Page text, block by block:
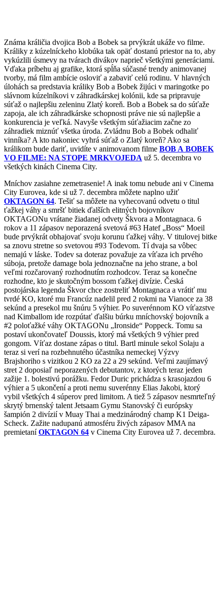
Známa králičia dvojica Bob a Bobek sa prvýkrát ukáže vo filme.
Králiky z kúzelníckeho klobúka tak opäť dostanú priestor na to, aby
vykúzlili úsmevy na tvárach divákov naprieč všetkými generáciami.
Vďaka príbehu aj grafike, ktorá spĺňa súčasné trendy animovanej
tvorby, má film ambície osloviť a zabaviť celú rodinu. V hlavných
úlohách sa predstavia králiky Bob a Bobek žijúci v maringotke po
slávnom kúzelníkovi v záhradkárskej kolónii, kde sa pripravuje
súťaž o najlepšiu zeleninu Zlatý koreň. Bob a Bobek sa do súťaže
zapoja, ale ich záhradkárske schopnosti práve nie sú najlepšie a
konkurencia je veľká. Navyše všetkým súťažiacim začne zo
záhradiek miznúť všetka úroda. Zvládnu Bob a Bobek odhaliť
vinníka? A kto nakoniec vyhrá súťaž o Zlatý koreň? Ako sa
králikom bude dariť, uvidíte v animovanom filme BOB A BOBEK
VO FILME: NA STOPE MRKVOJEDA už 5. decembra vo
všetkých kinách Cinema City.
Mníchov zasiahne zemetrasenie! A inak tomu nebude ani v Cinema
City Eurovea, kde si už 7. decembra môžete naplno užiť
OKTAGON 64. Tešiť sa môžete na vyhecovanú odvetu o titul
ťažkej váhy a smršť bitiek ďalších elitných bojovníkov
OKTAGONu vrátane žiadanej odvety Škvora a Montagnaca. 6
rokov a 11 zápasov neporazená svetová #63 Hatef „Boss“ Moeil
bude prvýkrát obhajovať svoju korunu ťažkej váhy. V titulovej bitke
sa znovu stretne so svetovou #93 Todevom. Tí dvaja sa vôbec
nemajú v láske. Todev sa doteraz považuje za víťaza ich prvého
súboja, pretože damage bola jednoznačne na jeho strane, a bol
veľmi rozčarovaný rozhodnutím rozhodcov. Teraz sa konečne
rozhodne, kto je skutočným bossom ťažkej divízie. Česká
postojárska legenda Škvor chce zostreliť Montagnaca a vrátiť mu
tvrdé KO, ktoré mu Francúz nadelil pred 2 rokmi na Vianoce za 38
sekúnd a presekol mu šnúru 5 výhier. Po suverénnom KO víťazstve
nad Kimballom ide rozpútať ďalšiu búrku mníchovský bojovník a
#2 poloťažké váhy OKTAGONu „Ironside“ Poppeck. Tomu sa
postaví ukončovateľ Doussis, ktorý má všetkých 9 výhier pred
gongom. Víťaz dostane zápas o titul. Bartl minule sekol Solaju a
teraz si verí na rozbehnutého účastníka nemeckej Výzvy
Brajshoriho s vizitkou 2 KO za 22 a 29 sekúnd. Veľmi zaujímavý
stret 2 doposiaľ neporazených debutantov, z ktorých teraz jeden
zažije 1. bolestivú porážku. Fedor Duric prichádza s krasojazdou 6
výhier a 5 ukončení a proti nemu suverénny Elias Jakobi, ktorý
vybil všetkých 4 súperov pred limitom. A tiež 5 zápasov nesmrteľný
skrytý brnenský talent Jetsaam Gymu Stanovský či európsky
šampión 2 divízií v Muay Thai a medzinárodný champ K1 Deiga-
Scheck. Zažite nadupanú atmosféru živých zápasov MMA na
premietaníOKTAGON 64 v Cinema City Eurovea už 7. decembra.